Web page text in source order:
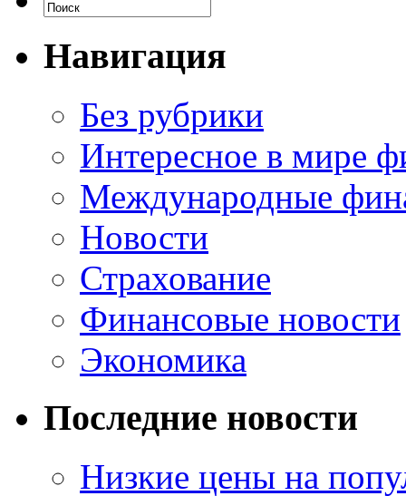
Навигация
Без рубрики
Интересное в мире
Международные
Новости
Страхование
Финансовые новости
Экономика
Последние новости
Низкие цены на